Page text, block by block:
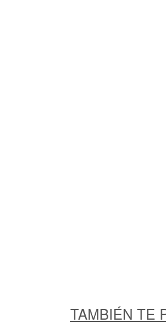
TAMBIÉN TE